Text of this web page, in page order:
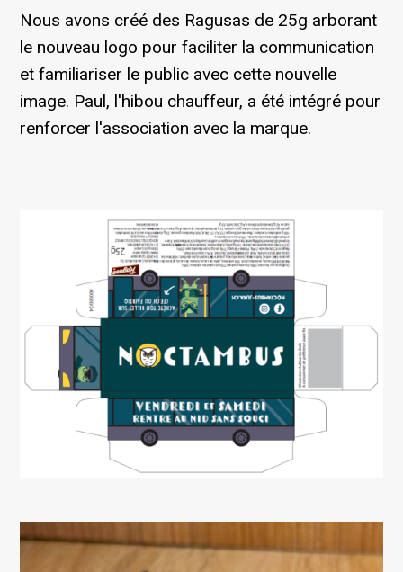
Nous avons créé des Ragusas de 25g arborant
le nouveau logo pour faciliter la communication
et familiariser le public avec cette nouvelle
image. Paul, l'hibou chauffeur, a été intégré pour
renforcer l'association avec la marque.